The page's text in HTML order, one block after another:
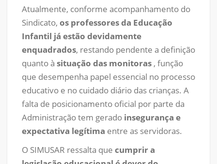
Atualmente, conforme acompanhamento do
Sindicato, os professores da Educação
Infantil já estão devidamente
enquadrados, restando pendente a definição
quanto à situação das monitoras , função
que desempenha papel essencial no processo
educativo e no cuidado diário das crianças. A
falta de posicionamento oficial por parte da
Administração tem gerado insegurança e
expectativa legítima entre as servidoras.
O SIMUSAR ressalta que cumprir a